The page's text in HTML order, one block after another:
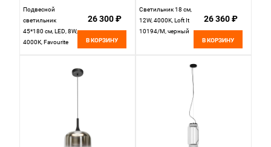
Подвесной
светильник
45*180 см, LED, 8W,
4000К, Favourite
26 300 ₽
В КОРЗИНУ
Светильник 18 см,
12W, 4000K, Loft It
10194/M, черный
26 360 ₽
В КОРЗИНУ